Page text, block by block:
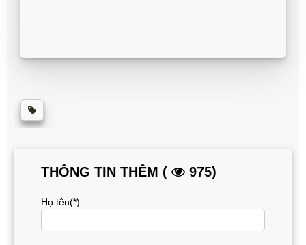
THÔNG TIN THÊM ( 975)
Họ tên(*)